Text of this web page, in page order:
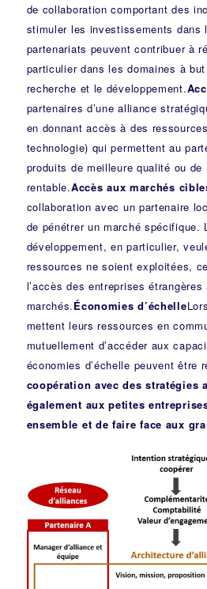
de collaboration comportant des
stimuler les investissements dans
partenariats peuvent contribuer à
particulier dans les domaines à
recherche et le développement.
partenaires d’une alliance
en donnant accès à des
technologie) qui permettent au
produits de meilleure qualité ou de
rentable.Accès aux marchés
collaboration avec un partenaire
de pénétrer un marché spécifique.
développement, en particulier,
ressources ne soient exploitées,
l’accès des entreprises étrangères
marchés.Économies d’échelle
mettent leurs ressources en
mutuellement d’accéder aux
économies d’échelle peuvent être
coopération avec des stratégies
également aux petites
ensemble et de faire face aux